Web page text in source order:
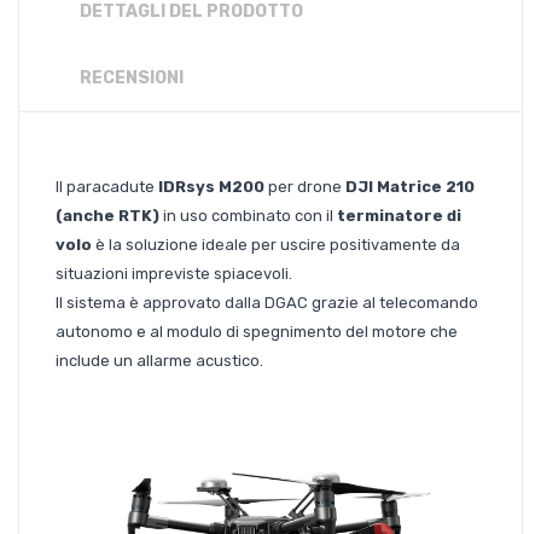
DETTAGLI DEL PRODOTTO
RECENSIONI
Il paracadute IDRsys M200 per drone DJI Matrice 210
(anche RTK) in uso combinato con il terminatore di
volo è la soluzione ideale per uscire positivamente da
situazioni impreviste spiacevoli.
Il sistema è approvato dalla DGAC grazie al telecomando
autonomo e al modulo di spegnimento del motore che
include un allarme acustico.